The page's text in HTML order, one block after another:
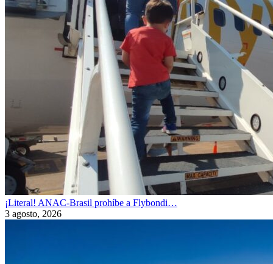
¡Literal! ANAC-Brasil prohíbe a Flybondi…
3 agosto, 2026